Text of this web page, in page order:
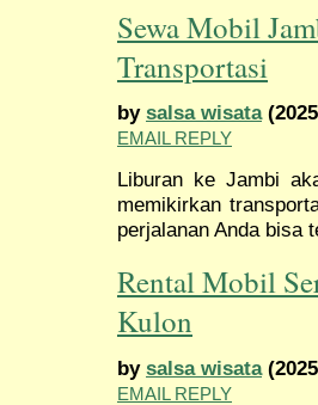
Sewa Mobil
Transportasi
by salsa wisata
EMAIL REPLY
Liburan ke Jambi
memikirkan
perjalanan Anda bisa
Rental Mobil
Kulon
by salsa wisata
EMAIL REPLY